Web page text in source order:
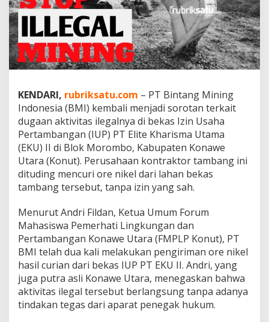
r
i
O
e
d
i
o
n
a
w
e
U
t
r
a
A
k
i
v
i
s
T
a
n
KENDARI, rubriksatu.com – PT Bintang Mining
Indonesia (BMI) kembali menjadi sorotan terkait
dugaan aktivitas ilegalnya di bekas Izin Usaha
Pertambangan (IUP) PT Elite Kharisma Utama
(EKU) II di Blok Morombo, Kabupaten Konawe
Utara (Konut). Perusahaan kontraktor tambang ini
dituding mencuri ore nikel dari lahan bekas
tambang tersebut, tanpa izin yang sah.
Menurut Andri Fildan, Ketua Umum Forum
Mahasiswa Pemerhati Lingkungan dan
Pertambangan Konawe Utara (FMPLP Konut), PT
BMI telah dua kali melakukan pengiriman ore nikel
hasil curian dari bekas IUP PT EKU II. Andri, yang
juga putra asli Konawe Utara, menegaskan bahwa
aktivitas ilegal tersebut berlangsung tanpa adanya
tindakan tegas dari aparat penegak hukum.